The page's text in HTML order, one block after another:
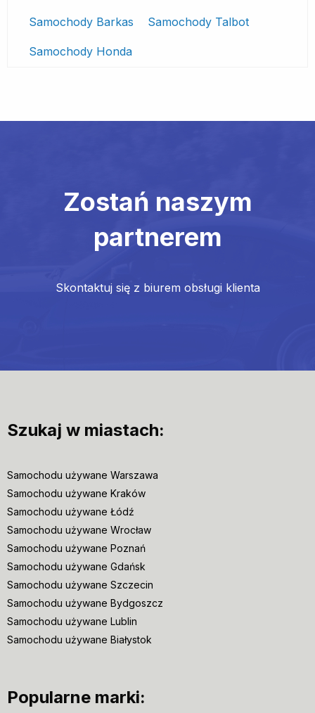
Samochody Barkas Samochody Talbot
Samochody Honda
Zostań naszym
partnerem
Skontaktuj się z biurem obsługi klienta
Szukaj w miastach:
Samochodu używane Warszawa
Samochodu używane Kraków
Samochodu używane Łódź
Samochodu używane Wrocław
Samochodu używane Poznań
Samochodu używane Gdańsk
Samochodu używane Szczecin
Samochodu używane Bydgoszcz
Samochodu używane Lublin
Samochodu używane Białystok
Popularne marki: